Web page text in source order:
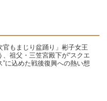
官もまじり盆踊り」彬子女王
、祖父・三笠宮殿下が“スクエ
”に込めた戦後復興への熱い想